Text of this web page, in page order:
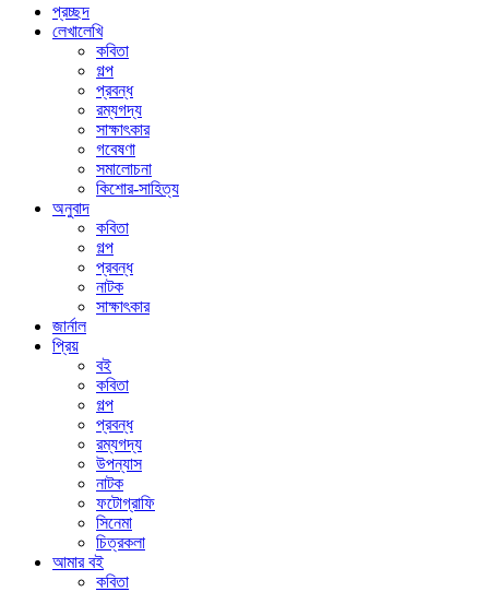
প্রচ্ছদ
লেখালেখি
কবিতা
গল্প
প্রবন্ধ
রম্যগদ্য
সাক্ষাৎকার
গবেষণা
সমালোচনা
কিশোর-সাহিত্য
অনুবাদ
কবিতা
গল্প
প্রবন্ধ
নাটক
সাক্ষাৎকার
জার্নাল
প্রিয়
বই
কবিতা
গল্প
প্রবন্ধ
রম্যগদ্য
উপন্যাস
নাটক
ফটোগ্রাফি
সিনেমা
চিত্রকলা
আমার বই
কবিতা